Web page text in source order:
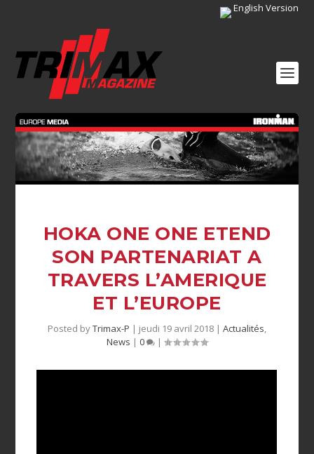
English Version
HOKA ONE ONE ETEND
SON PARTENARIAT A
TRAVERS L’AMERIQUE
ET L’EUROPE
Posted byTrimax-P | jeudi 19 avril 2018 | Actualités,
News | 0 |